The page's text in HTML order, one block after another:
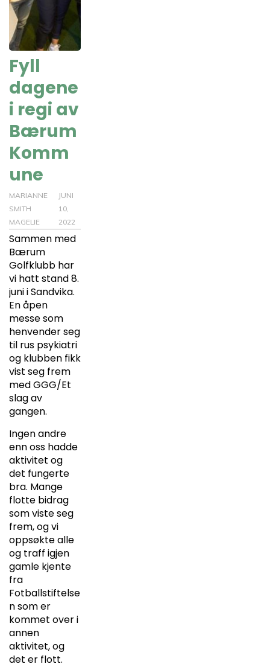
Fyll
dagene
i regi av
Bærum
Komm
une
MARIANNE
SMITH
MAGELIE
JUNI
10,
2022
Sammen med
Bærum
Golfklubb har
vi hatt stand 8.
juni i Sandvika.
En åpen
messe som
henvender seg
til rus psykiatri
og klubben fikk
vist seg frem
med GGG/Et
slag av
gangen.
Ingen andre
enn oss hadde
aktivitet og
det fungerte
bra. Mange
flotte bidrag
som viste seg
frem, og vi
oppsøkte alle
og traff igjen
gamle kjente
fra
Fotballstiftelse
n som er
kommet over i
annen
aktivitet, og
det er flott.